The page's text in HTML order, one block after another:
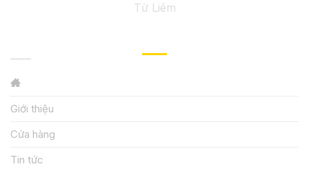
Từ Liêm
Giới thiệu
Cửa hàng
Tin tức